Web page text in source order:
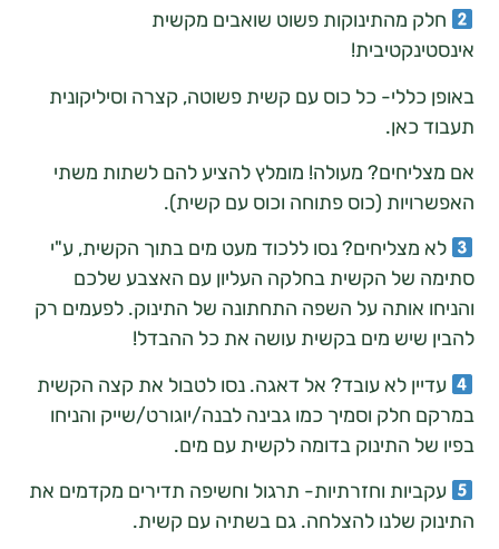
מהתינוקות פשוט שואבים מקשית
כל כוס עם קשית פשוטה, קצרה וסיליקונית
מעולה! מומלץ להציע להם לשתות משתי
(כוס פתוחה וכוס עם קשית).
נסו ללכוד מעט מים בתוך הקשית, ע"י
של הקשית בחלקה העליון עם האצבע שלכם
אותה על השפה התחתונה של התינוק. לפעמים רק
שיש מים בקשית עושה את כל ההבדל!
לא עובד? אל דאגה. נסו לטבול את קצה הקשית
וסמיך כמו גבינה לבנה/יוגורט/שייק והניחו
התינוק בדומה לקשית עם מים.
וחזרתיות- תרגול וחשיפה תדירים מקדמים את
שלנו להצלחה. גם בשתיה עם קשית.